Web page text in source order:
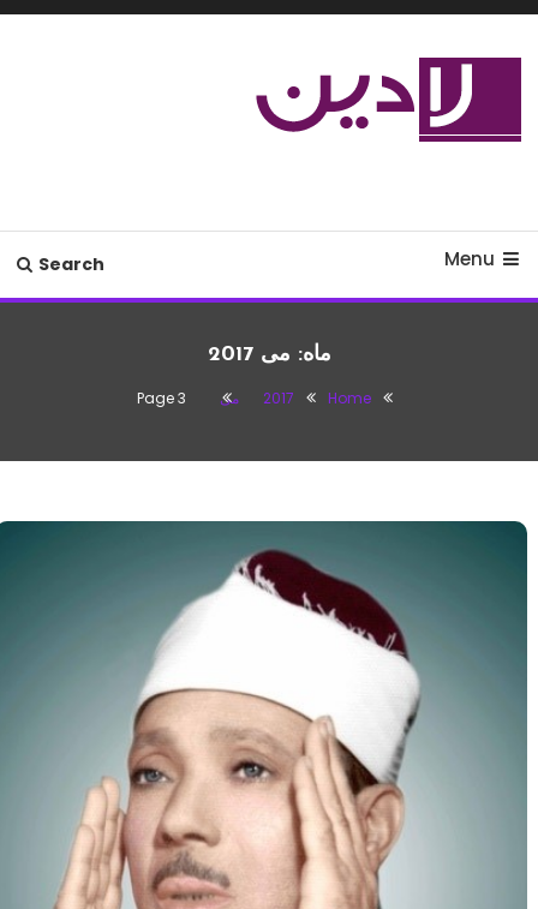
Skip
Menu
Search
ماه: می 2017
Home
2017 می Page 3